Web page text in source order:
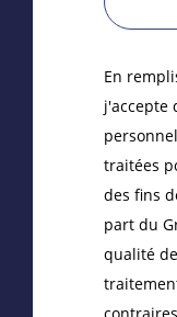
En
j'accepte
traitées
des fins
part du
qualité